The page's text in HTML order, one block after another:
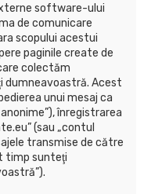
software-ului
de comunicare
scopului acestui
paginile create de
colectăm
dumneavoastră. Acest
unui mesaj ca
înregistrarea
(sau „contul
transmise de către
timp sunteţi